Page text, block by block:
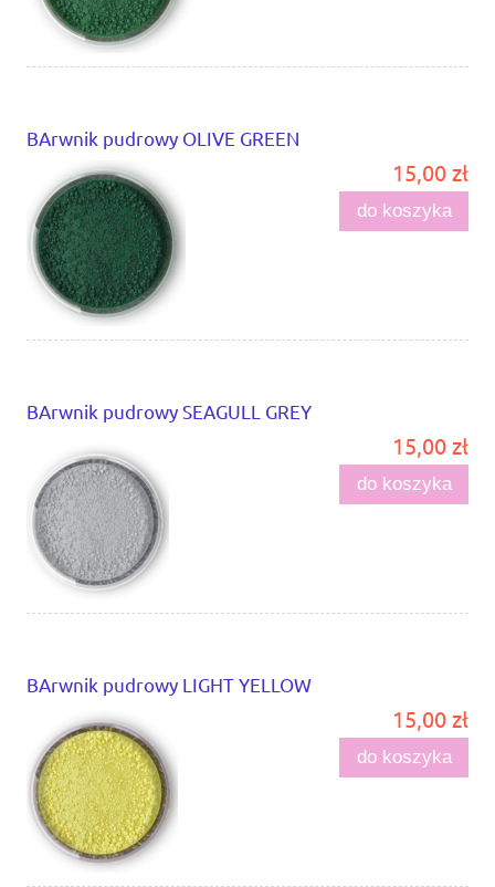
BArwnik pudrowy OLIVE GREEN
15,00 zł
do koszyka
BArwnik pudrowy SEAGULL GREY
15,00 zł
do koszyka
BArwnik pudrowy LIGHT YELLOW
15,00 zł
do koszyka